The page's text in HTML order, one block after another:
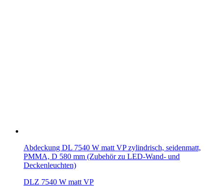
Abdeckung DL 7540 W matt VP zylindrisch, seidenmatt,
PMMA, D 580 mm (Zubehör zu LED-Wand- und
Deckenleuchten)
DLZ 7540 W matt VP